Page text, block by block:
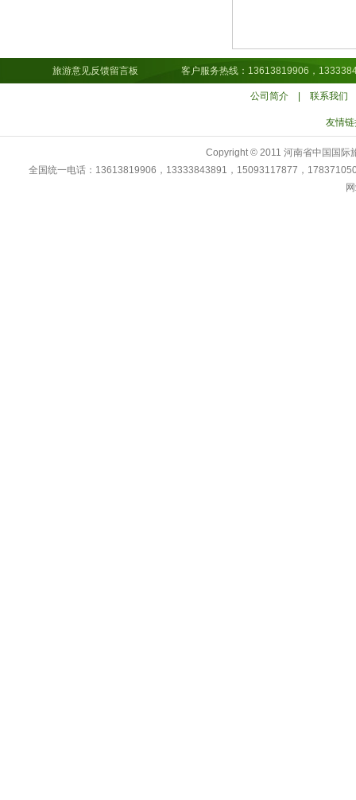
旅游意见反馈留言板 客户服务热线：13613819906，
公司简介 联系我们
友情
Copyright © 2011 河南省中国国
全国统一电话：13613819906，13333843891，15093117877，